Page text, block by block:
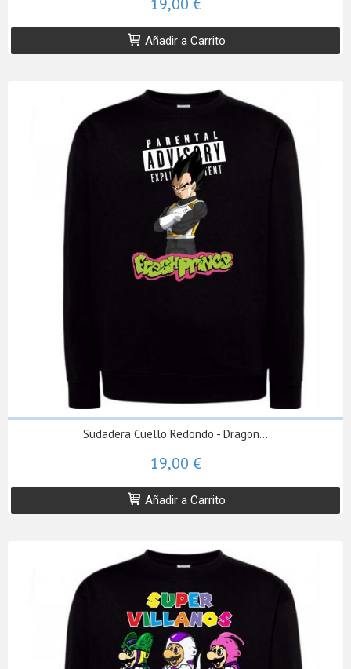
Añadir a Carrito
Sudadera Cuello Redondo - Dragon...
19,00 €
Añadir a Carrito